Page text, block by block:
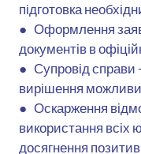
підготовка
● Оформлення
документів в
● Супровід справи
вирішення
● Оскарження
використання всіх
досягнення